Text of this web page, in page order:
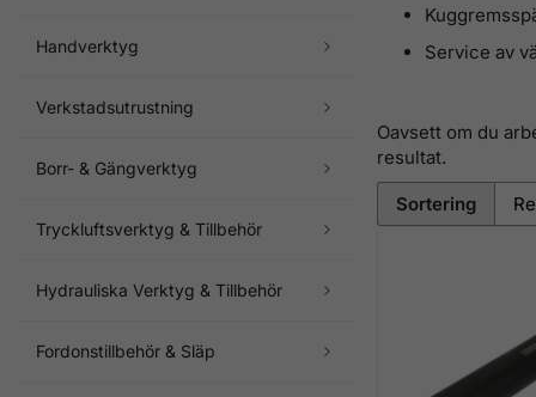
Handverktyg
Verkstadsutrustning
Borr- & Gängverktyg
Tryckluftsverktyg & Tillbehör
Hydrauliska Verktyg & Tillbehör
Fordonstillbehör & Släp
Service av
Oavsett om du
resultat.
Sortering